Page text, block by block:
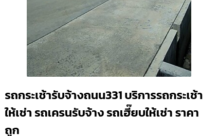
รถกระเช้ารับจ้างถนน331 บริการรถกระเช้า
ให้เช่า รถเครนรับจ้าง รถเฮี๊ยบให้เช่า ราคา
ถูก